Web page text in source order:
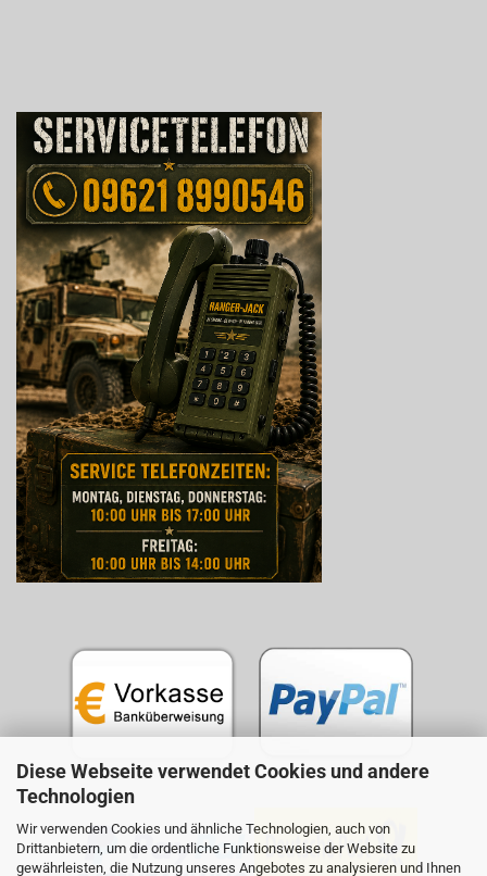
Diese Webseite verwendet Cookies und andere
Technologien
Wir verwenden Cookies und ähnliche Technologien, auch von
Drittanbietern, um die ordentliche Funktionsweise der Website zu
gewährleisten, die Nutzung unseres Angebotes zu analysieren und Ihnen